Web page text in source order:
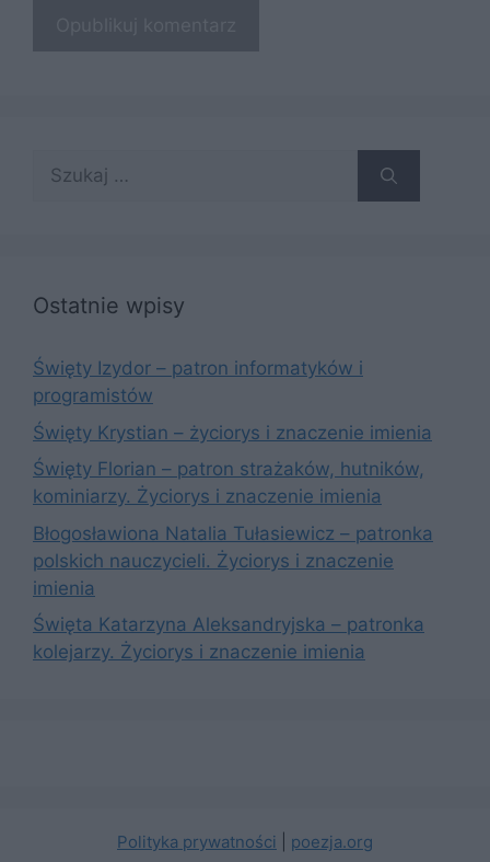
Ostatnie wpisy
Święty Izydor – patron informatyków i
programistów
Święty Krystian – życiorys i znaczenie imienia
Święty Florian – patron strażaków, hutników,
kominiarzy. Życiorys i znaczenie imienia
Błogosławiona Natalia Tułasiewicz – patronka
polskich nauczycieli. Życiorys i znaczenie
imienia
Święta Katarzyna Aleksandryjska – patronka
kolejarzy. Życiorys i znaczenie imienia
Polityka prywatności poezja.org